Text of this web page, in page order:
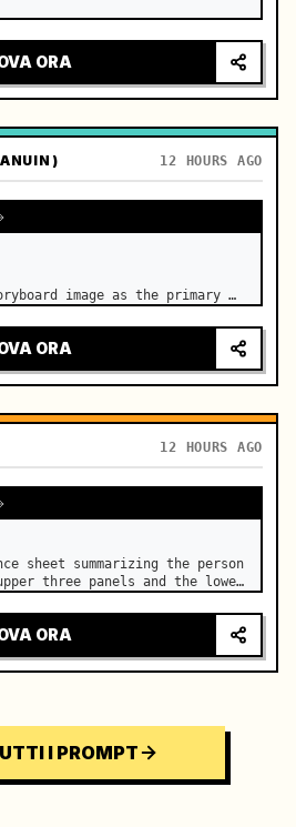
ORA
) 12 HOURS AGO
image as the primary
environment, emotional
order.
ORA
12 HOURS AGO
sheet summarizing the person
three panels and the lower
costume, and whole body
alone in the vi…
ORA
I PROMPT